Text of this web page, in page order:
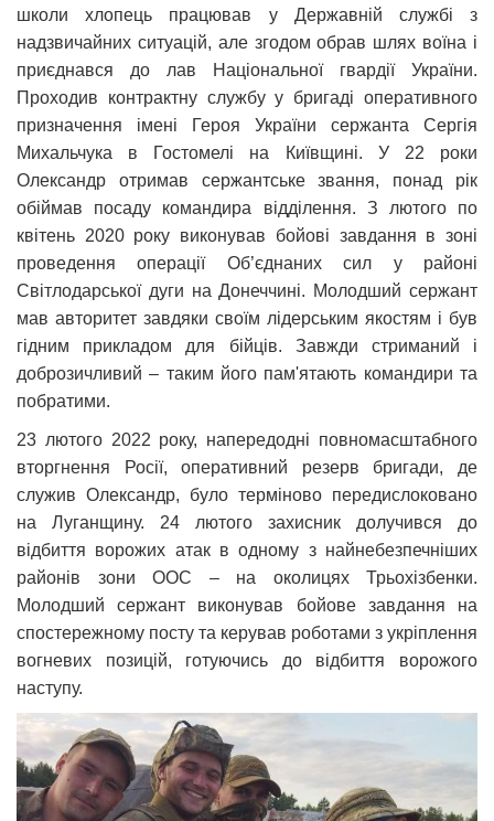
школи хлопець працював у Державній службі з
надзвичайних ситуацій, але згодом обрав шлях воїна і
приєднався до лав Національної гвардії України.
Проходив контрактну службу у бригаді оперативного
призначення імені Героя України сержанта Сергія
Михальчука в Гостомелі на Київщині. У 22 роки
Олександр отримав сержантське звання, понад рік
обіймав посаду командира відділення. З лютого по
квітень 2020 року виконував бойові завдання в зоні
проведення операції Об’єднаних сил у районі
Світлодарської дуги на Донеччині. Молодший сержант
мав авторитет завдяки своїм лідерським якостям і був
гідним прикладом для бійців. Завжди стриманий і
доброзичливий – таким його пам'ятають командири та
побратими.
23 лютого 2022 року, напередодні повномасштабного
вторгнення Росії, оперативний резерв бригади, де
служив Олександр, було терміново передислоковано
на Луганщину. 24 лютого захисник долучився до
відбиття ворожих атак в одному з найнебезпечніших
районів зони ООС – на околицях Трьохізбенки.
Молодший сержант виконував бойове завдання на
спостережному посту та керував роботами з укріплення
вогневих позицій, готуючись до відбиття ворожого
наступу.